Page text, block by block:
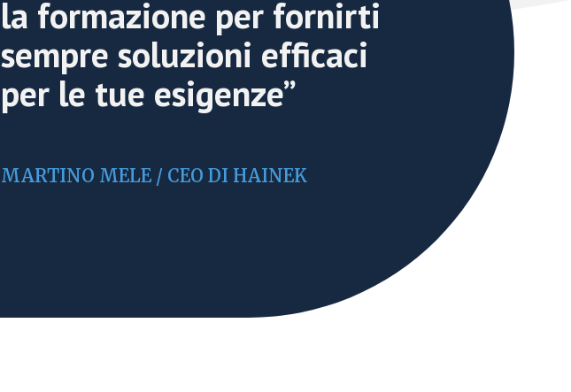
la formazione per fornirti
sempre soluzioni efficaci
per le tue esigenze”
MARTINO MELE / CEO DI HAINEK